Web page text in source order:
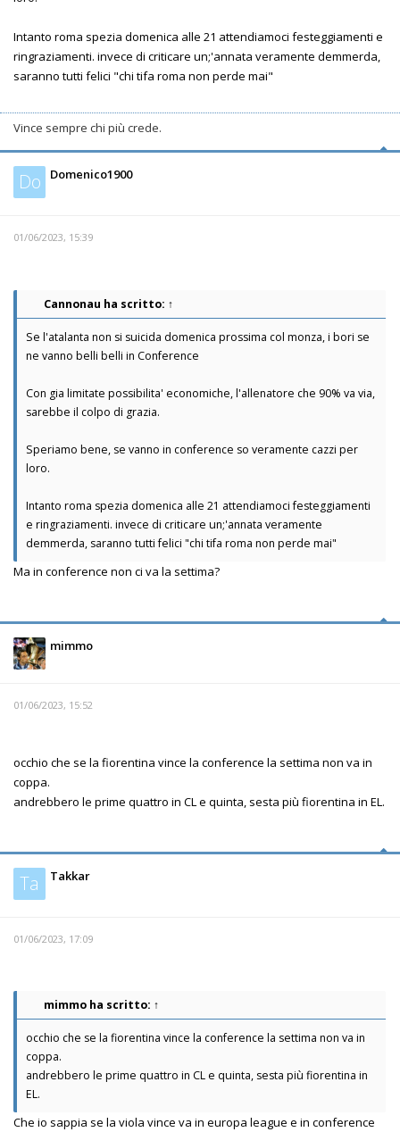
Intanto roma spezia domenica alle 21 attendiamoci festeggiamenti e
ringraziamenti. invece di criticare un;'annata veramente demmerda,
saranno tutti felici "chi tifa roma non perde mai"
Vince sempre chi più crede.
Do Domenico1900
01/06/2023, 15:39
Cannonau ha scritto: ↑
Se l'atalanta non si suicida domenica prossima col monza, i bori se
ne vanno belli belli in Conference
Con gia limitate possibilita' economiche, l'allenatore che 90% va via,
sarebbe il colpo di grazia.
Speriamo bene, se vanno in conference so veramente cazzi per
loro.
Intanto roma spezia domenica alle 21 attendiamoci festeggiamenti
e ringraziamenti. invece di criticare un;'annata veramente
demmerda, saranno tutti felici "chi tifa roma non perde mai"
Ma in conference non ci va la settima?
mimmo
01/06/2023, 15:52
occhio che se la fiorentina vince la conference la settima non va in
coppa.
andrebbero le prime quattro in CL e quinta, sesta più fiorentina in EL.
Ta Takkar
01/06/2023, 17:09
mimmo ha scritto: ↑
occhio che se la fiorentina vince la conference la settima non va in
coppa.
andrebbero le prime quattro in CL e quinta, sesta più fiorentina in
EL.
Che io sappia se la viola vince va in europa league e in conference